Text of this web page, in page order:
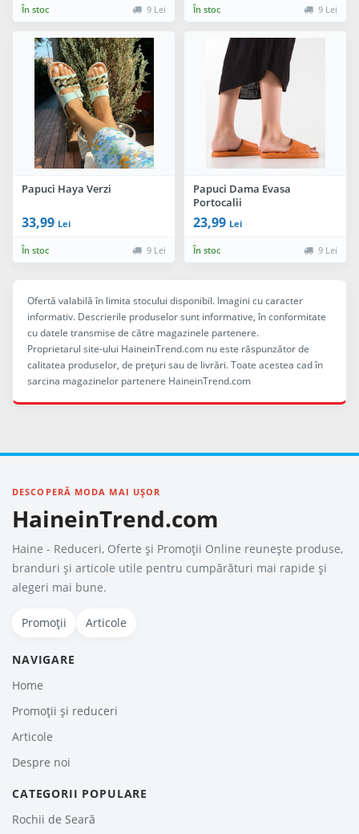
În stoc 9 Lei În stoc 9 Lei
Papuci Haya Verzi
33,99 Lei
În stoc 9 Lei
Papuci Dama Evasa
Portocalii
23,99 Lei
În stoc 9 Lei
Ofertă valabilă în limita stocului disponibil. Imagini cu caracter
informativ. Descrierile produselor sunt informative, în conformitate
cu datele transmise de către magazinele partenere.
Proprietarul site-ului HaineinTrend.com nu este răspunzător de
calitatea produselor, de preţuri sau de livrări. Toate acestea cad în
sarcina magazinelor partenere HaineinTrend.com
DESCOPERĂ MODA MAI UȘOR
HaineinTrend.com
Haine - Reduceri, Oferte şi Promoţii Online reunește produse,
branduri și articole utile pentru cumpărături mai rapide și
alegeri mai bune.
Promoții Articole
NAVIGARE
Home
Promoții și reduceri
Articole
Despre noi
CATEGORII POPULARE
Rochii de Seară